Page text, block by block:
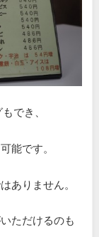
でき、
能です。
ありません。
ただけるのも